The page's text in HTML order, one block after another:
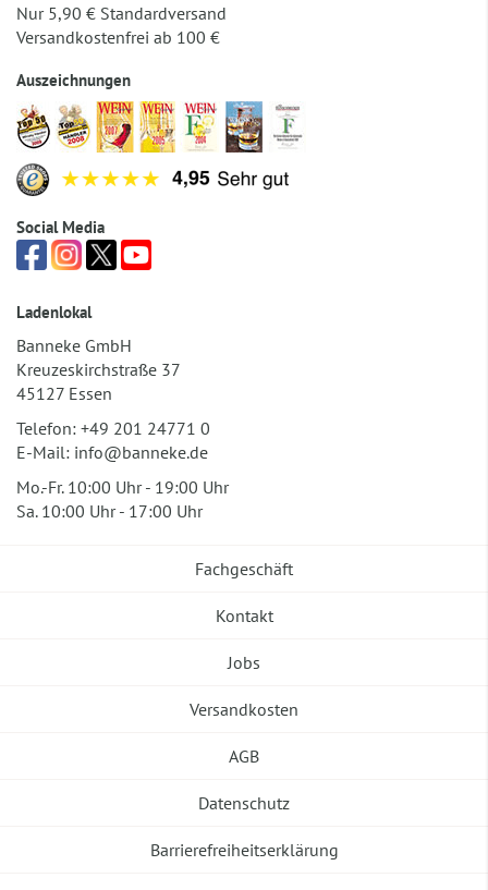
Nur 5,90 € Standardversand
Versandkostenfrei ab 100 €
Auszeichnungen
Social Media
Ladenlokal
Banneke GmbH
Kreuzeskirchstraße 37
45127 Essen
Telefon: +49 201 24771 0
E-Mail: info@banneke.de
Mo.-Fr. 10:00 Uhr - 19:00 Uhr
Sa. 10:00 Uhr - 17:00 Uhr
Fachgeschäft
Kontakt
Jobs
Versandkosten
AGB
Datenschutz
Barrierefreiheitserklärung